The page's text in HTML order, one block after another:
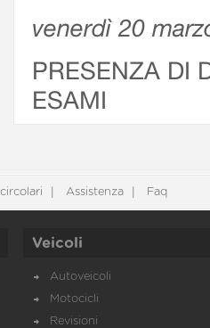
venerdì 20
PRESENZA DI
ESAMI
Assistenza Faq
Veicoli
Autoveicoli
Motocicli
Revisioni